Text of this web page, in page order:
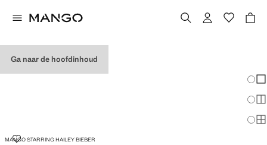
Ga naar de hoofdinhoud
MANGO STARRING HAILEY BIEBER
POPELINE BLOUSE MET BORSTZAK